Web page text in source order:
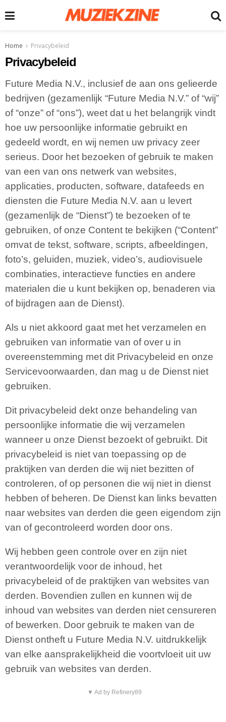
Home Privacybeleid
Privacybeleid
Future Media N.V., inclusief de aan ons gelieerde
bedrijven (gezamenlijk “Future Media N.V.” of “wij”
of “onze” of “ons”), weet dat u het belangrijk vindt
hoe uw persoonlijke informatie gebruikt en
gedeeld wordt, en wij nemen uw privacy zeer
serieus. Door het bezoeken of gebruik te maken
van een van ons netwerk van websites,
applicaties, producten, software, datafeeds en
diensten die Future Media N.V. aan u levert
(gezamenlijk de “Dienst”) te bezoeken of te
gebruiken, of onze Content te bekijken (“Content”
omvat de tekst, software, scripts, afbeeldingen,
foto’s, geluiden, muziek, video’s, audiovisuele
combinaties, interactieve functies en andere
materialen die u kunt bekijken op, benaderen via
of bijdragen aan de Dienst).
Als u niet akkoord gaat met het verzamelen en
gebruiken van informatie van of over u in
overeenstemming met dit Privacybeleid en onze
Servicevoorwaarden, dan mag u de Dienst niet
gebruiken.
Dit privacybeleid dekt onze behandeling van
persoonlijke informatie die wij verzamelen
wanneer u onze Dienst bezoekt of gebruikt. Dit
privacybeleid is niet van toepassing op de
praktijken van derden die wij niet bezitten of
controleren, of op personen die wij niet in dienst
hebben of beheren. De Dienst kan links bevatten
naar websites van derden die geen eigendom zijn
van of gecontroleerd worden door ons.
Wij hebben geen controle over en zijn niet
verantwoordelijk voor de inhoud, het
privacybeleid of de praktijken van websites van
derden. Bovendien zullen en kunnen wij de
inhoud van websites van derden niet censureren
of bewerken. Door gebruik te maken van de
Dienst ontheft u Future Media N.V. uitdrukkelijk
van elke aansprakelijkheid die voortvloeit uit uw
gebruik van websites van derden.
▼ Ad by Refinery89